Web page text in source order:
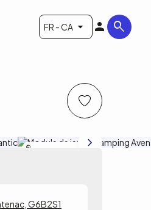
FR - CA
Camping Aventure Mégantic
G6B2S1